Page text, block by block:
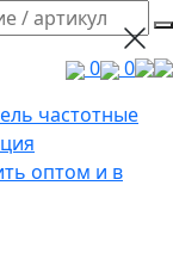
0
0
частотные
оптом и в